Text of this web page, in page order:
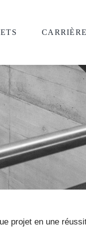
CARRIÈRE
projet en une